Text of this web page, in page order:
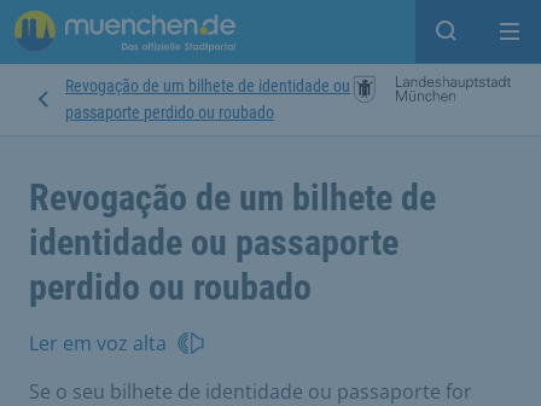
Open
Revogação de um bilhete de identidade ou
passaporte perdido ou roubado
Revogação de um bilhete de
identidade ou passaporte
perdido ou roubado
Ler em voz alta
Se o seu bilhete de identidade ou passaporte for